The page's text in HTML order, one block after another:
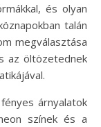
és olyan
talán
megválasztása
az öltözetednek
árnyalatok
színek és a